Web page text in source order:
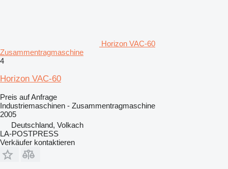
Horizon VAC-60
Zusammentragmaschine
4
Horizon VAC-60
Preis auf Anfrage
Industriemaschinen - Zusammentragmaschine
2005
Deutschland, Volkach
LA-POSTPRESS
Verkäufer kontaktieren